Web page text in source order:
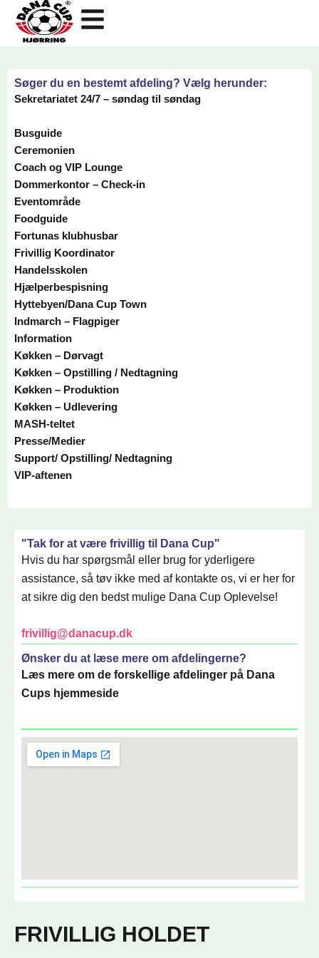
indholdet
Søger du en bestemt afdeling? Vælg herunder:
Sekretariatet 24/7 – søndag til søndag
Busguide
Ceremonien
Coach og VIP Lounge
Dommerkontor – Check-in
Eventområde
Foodguide
Fortunas klubhusbar
Frivillig Koordinator
Handelsskolen
Hjælperbespisning
Hyttebyen/Dana Cup Town
Indmarch – Flagpiger
Information
Køkken – Dørvagt
Køkken – Opstilling / Nedtagning
Køkken – Produktion
Køkken – Udlevering
MASH-teltet
Presse/Medier
Support/ Opstilling/ Nedtagning
VIP-aftenen
"Tak for at være frivillig til Dana Cup"
Hvis du har spørgsmål eller brug for yderligere
assistance, så tøv ikke med af kontakte os, vi er her for
at sikre dig den bedst mulige Dana Cup Oplevelse!
frivillig@danacup.dk
Ønsker du at læse mere om afdelingerne?
Læs mere om de forskellige afdelinger på Dana
Cups hjemmeside
FRIVILLIG HOLDET